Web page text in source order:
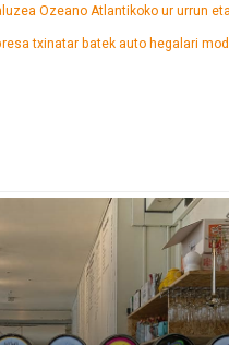
Ozeano Atlantikoko ur urrun
txinatar batek auto hegalari